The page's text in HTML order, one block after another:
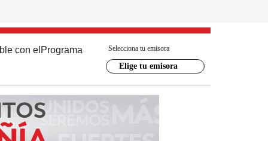
con el Programa Selecciona tu emisora
Elige tu emisora